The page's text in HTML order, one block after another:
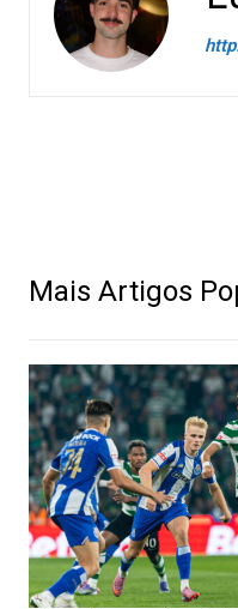
Mais Artigos